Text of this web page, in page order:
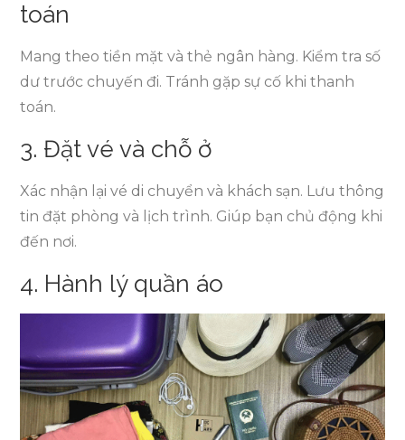
toán
Mang theo tiền mặt và thẻ ngân hàng. Kiểm tra số
dư trước chuyến đi. Tránh gặp sự cố khi thanh
toán.
3. Đặt vé và chỗ ở
Xác nhận lại vé di chuyển và khách sạn. Lưu thông
tin đặt phòng và lịch trình. Giúp bạn chủ động khi
đến nơi.
4. Hành lý quần áo